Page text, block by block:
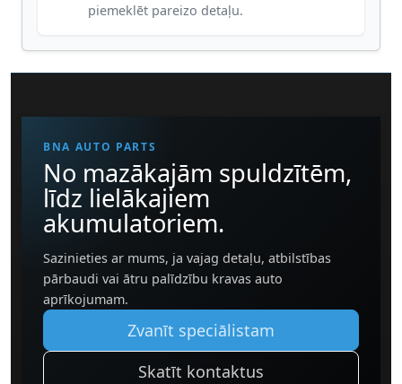
piemeklēt pareizo detaļu.
BNA AUTO PARTS
No mazākajām spuldzītēm,
līdz lielākajiem
akumulatoriem.
Sazinieties ar mums, ja vajag detaļu, atbilstības
pārbaudi vai ātru palīdzību kravas auto
aprīkojumam.
Zvanīt speciālistam
Skatīt kontaktus